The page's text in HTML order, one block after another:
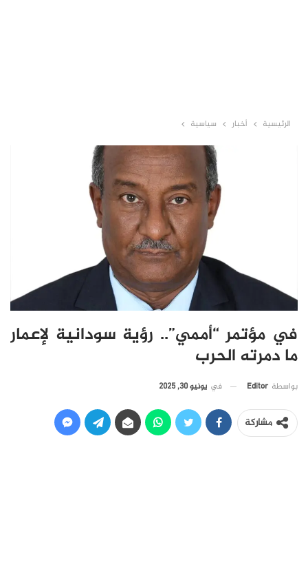
الرئيسية أخبار سياسية
في مؤتمر “أممي”.. رؤية سودانية لإعمار
ما دمرته الحرب
بواسطة Editor في يونيو 30, 2025
مشاركة